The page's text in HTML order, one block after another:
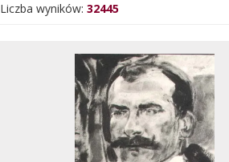
Liczba wyników: 32445